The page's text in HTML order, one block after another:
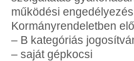
működési
Kormányrendeletben
– B kategóriás
– saját gépkocsi